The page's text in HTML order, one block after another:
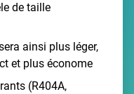
de taille
ainsi plus léger,
et plus économe
(R404A,